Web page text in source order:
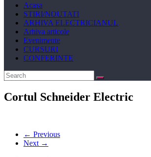
Acasa
STIRI/NOUTATI
ARHIVA ELECTRICIANUL
Arhiva articole
Evenimente
CURSURI
CONFERINTE
Cortul Schneider Electric
← Previous
Next →